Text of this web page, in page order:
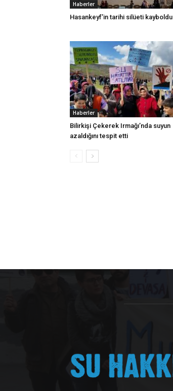
Haberler
Hasankeyf’in tarihi silüeti kayboldu
Haberler
Bilirkişi Çekerek Irmağı’nda suyun
azaldığını tespit etti